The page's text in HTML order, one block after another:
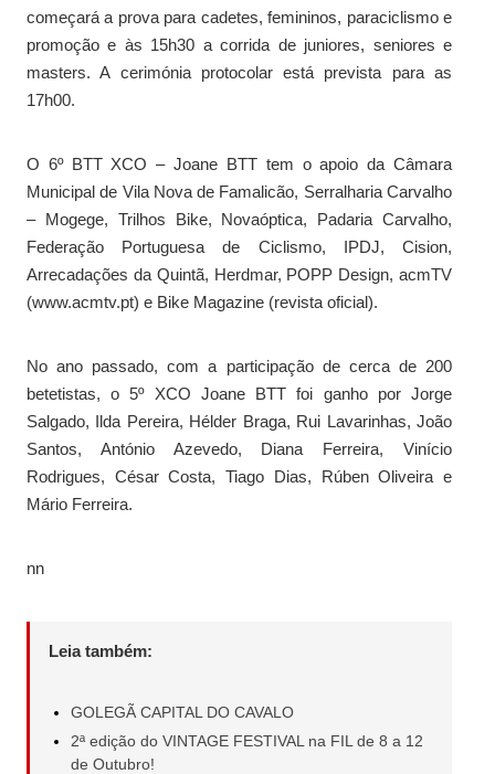
começará a prova para cadetes, femininos, paraciclismo e
promoção e às 15h30 a corrida de juniores, seniores e
masters. A cerimónia protocolar está prevista para as
17h00.
O 6º BTT XCO – Joane BTT tem o apoio da Câmara
Municipal de Vila Nova de Famalicão, Serralharia Carvalho
– Mogege, Trilhos Bike, Novaóptica, Padaria Carvalho,
Federação Portuguesa de Ciclismo, IPDJ, Cision,
Arrecadações da Quintã, Herdmar, POPP Design, acmTV
(www.acmtv.pt) e Bike Magazine (revista oficial).
No ano passado, com a participação de cerca de 200
betetistas, o 5º XCO Joane BTT foi ganho por Jorge
Salgado, Ilda Pereira, Hélder Braga, Rui Lavarinhas, João
Santos, António Azevedo, Diana Ferreira, Vinício
Rodrigues, César Costa, Tiago Dias, Rúben Oliveira e
Mário Ferreira.
nn
Leia também:
GOLEGÃ CAPITAL DO CAVALO
2ª edição do VINTAGE FESTIVAL na FIL de 8 a 12
de Outubro!